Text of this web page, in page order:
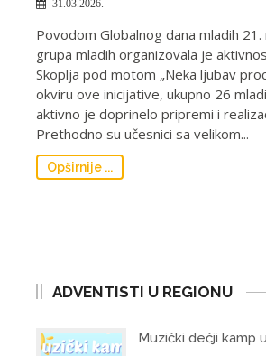
31.03.2026.
Povodom Globalnog dana mladih
grupa mladih organizovala je
Skoplja pod motom „Neka ljubav
okviru ove inicijative, ukupno 26
aktivno je doprinelo pripremi i
Prethodno su učesnici sa velikom...
Opširnije ...
ADVENTISTI U REGIONU
Muzički dečji kamp